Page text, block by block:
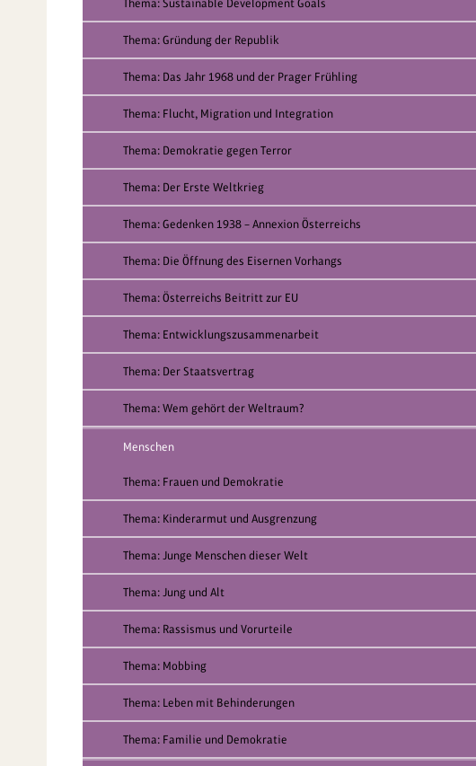
Thema: Sustainable Development Goals
Thema: Gründung der Republik
Thema: Das Jahr 1968 und der Prager Frühling
Thema: Flucht, Migration und Integration
Thema: Demokratie gegen Terror
Thema: Der Erste Weltkrieg
Thema: Gedenken 1938 – Annexion Österreichs
Thema: Die Öffnung des Eisernen Vorhangs
Thema: Österreichs Beitritt zur EU
Thema: Entwicklungszusammenarbeit
Thema: Der Staatsvertrag
Thema: Wem gehört der Weltraum?
Menschen
Thema: Frauen und Demokratie
Thema: Kinderarmut und Ausgrenzung
Thema: Junge Menschen dieser Welt
Thema: Jung und Alt
Thema: Rassismus und Vorurteile
Thema: Mobbing
Thema: Leben mit Behinderungen
Thema: Familie und Demokratie